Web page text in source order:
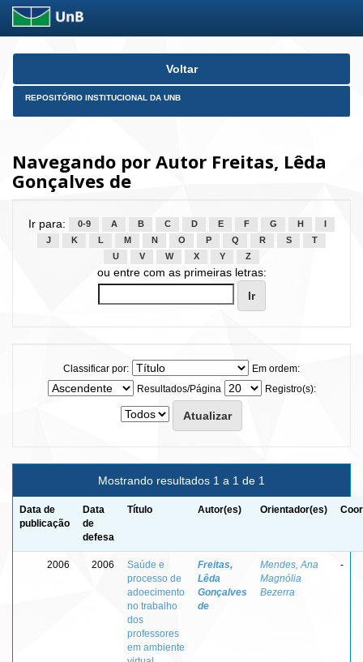
Skip
Voltar
REPOSITÓRIO INSTITUCIONAL DA UNB
Navegando por Autor Freitas, Lêda
Gonçalves de
Ir para: 0-9 A B C D E F G H
J
K L M N O P Q R S
T
U
V W X Y Z
ou entre com as primeiras letras:
Classificar por:
Em ordem:
Resultados/Página
Registro(s):
Mostrando resultados 1 a 1 de 1
Data de
publicação
Data
de
defesa
Título Autor(es) Orientador(es)
2006 2006
Saúde e
processo de
adoecimento
no trabalho
dos
professores
em ambiente
Freitas,
Lêda
Gonçalves
de
Mendes, Ana
Magnólia
Bezerra
-